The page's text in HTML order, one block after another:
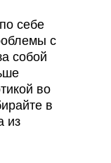
себе
с
собой
во
в
из